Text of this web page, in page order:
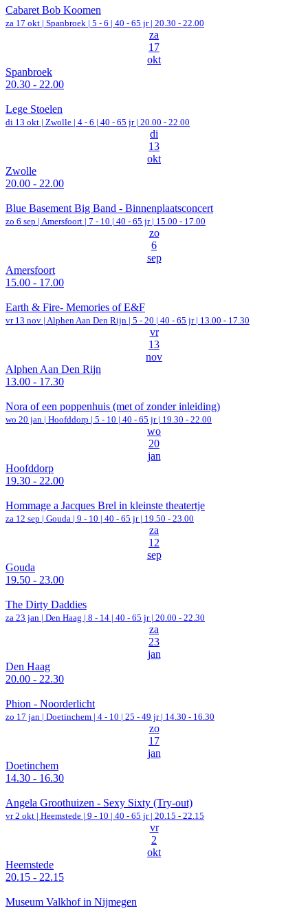
Cabaret Bob Koomen
za 17 okt | Spanbroek | 5 - 6 | 40 - 65 jr | 20.30 - 22.00
za
17
okt
Spanbroek
20.30 - 22.00
Lege Stoelen
di 13 okt | Zwolle | 4 - 6 | 40 - 65 jr | 20.00 - 22.00
di
13
okt
Zwolle
20.00 - 22.00
Blue Basement Big Band - Binnenplaatsconcert
zo 6 sep | Amersfoort | 7 - 10 | 40 - 65 jr | 15.00 - 17.00
zo
6
sep
Amersfoort
15.00 - 17.00
Earth & Fire- Memories of E&F
vr 13 nov | Alphen Aan Den Rijn | 5 - 20 | 40 - 65 jr | 13.00 - 17.30
vr
13
nov
Alphen Aan Den Rijn
13.00 - 17.30
Nora of een poppenhuis (met of zonder inleiding)
wo 20 jan | Hoofddorp | 5 - 10 | 40 - 65 jr | 19.30 - 22.00
wo
20
jan
Hoofddorp
19.30 - 22.00
Hommage a Jacques Brel in kleinste theatertje
za 12 sep | Gouda | 9 - 10 | 40 - 65 jr | 19.50 - 23.00
za
12
sep
Gouda
19.50 - 23.00
The Dirty Daddies
za 23 jan | Den Haag | 8 - 14 | 40 - 65 jr | 20.00 - 22.30
za
23
jan
Den Haag
20.00 - 22.30
Phion - Noorderlicht
zo 17 jan | Doetinchem | 4 - 10 | 25 - 49 jr | 14.30 - 16.30
zo
17
jan
Doetinchem
14.30 - 16.30
Angela Groothuizen - Sexy Sixty (Try-out)
vr 2 okt | Heemstede | 9 - 10 | 40 - 65 jr | 20.15 - 22.15
vr
2
okt
Heemstede
20.15 - 22.15
Museum Valkhof in Nijmegen